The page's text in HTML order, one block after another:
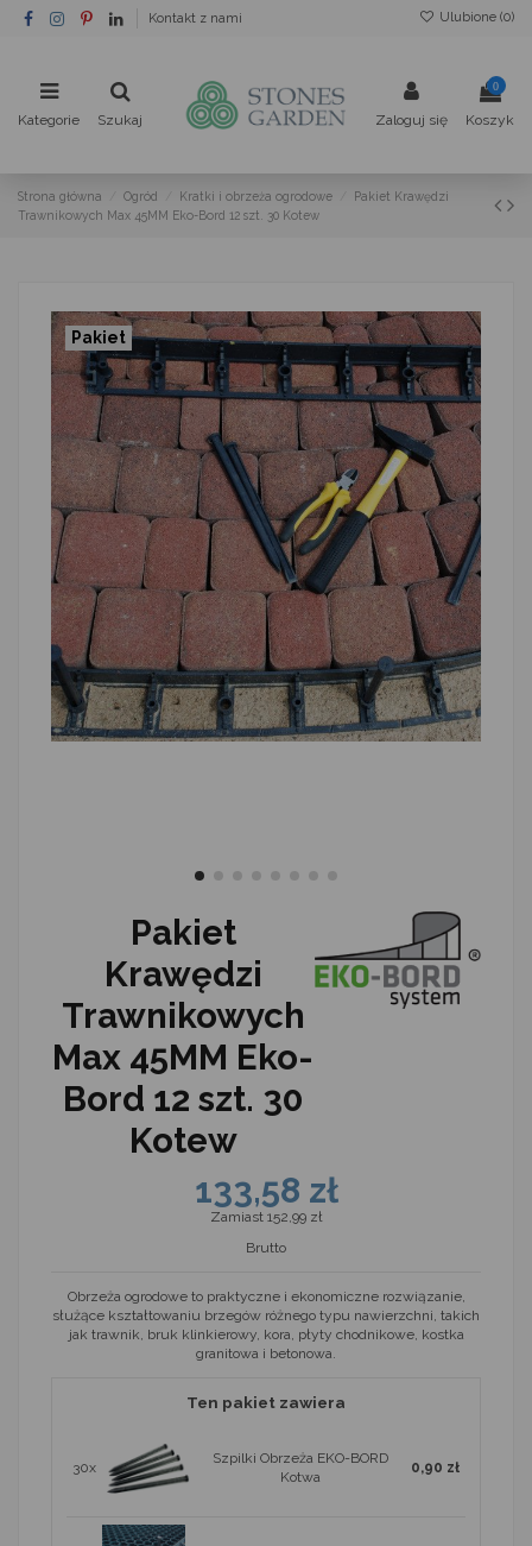
Kontakt z nami Ulubione (0)
Kategorie Szukaj Zaloguj się
0
Koszyk
Strona główna Ogród Kratki i obrzeża ogrodowe
Pakiet Krawędzi
Trawnikowych Max 45MM Eko-Bord 12 szt. 30 Kotew
Pakiet
Pakiet
Krawędzi
Trawnikowych
Max 45MM Eko-
Bord 12 szt. 30
Kotew
133,58 zł
Zamiast 152,99 zł
Brutto
Obrzeża ogrodowe to praktyczne i ekonomiczne rozwiązanie,
służące kształtowaniu brzegów różnego typu nawierzchni, takich
jak trawnik, bruk klinkierowy, kora, płyty chodnikowe, kostka
granitowa i betonowa.
Ten pakiet zawiera
30x
Szpilki Obrzeża EKO-BORD
Kotwa
0,90 zł